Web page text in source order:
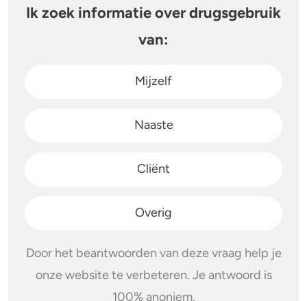
Ik zoek informatie over drugsgebruik
van:
Mijzelf
Naaste
Cliënt
Overig
Door het beantwoorden van deze vraag help je
onze website te verbeteren. Je antwoord is
100% anoniem.